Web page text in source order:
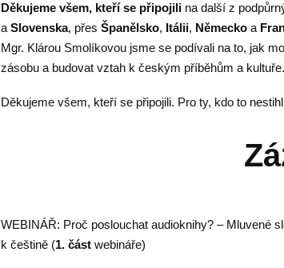
Děkujeme všem, kteří se připojili na další z
a Slovenska, přes Španělsko, Itálii, Německo a
Mgr. Klárou Smolíkovou jsme se podívali na to, jak
zásobu a budovat vztah k českým příběhům a kultuře.
Děkujeme všem, kteří se připojili. Pro ty, kdo to
WEBINÁŘ: Proč poslouchat audioknihy? – Mluvené
k češtině (1. část webináře)